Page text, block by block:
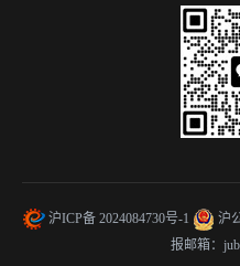
沪ICP备 2024084730号-1 沪
报邮箱：